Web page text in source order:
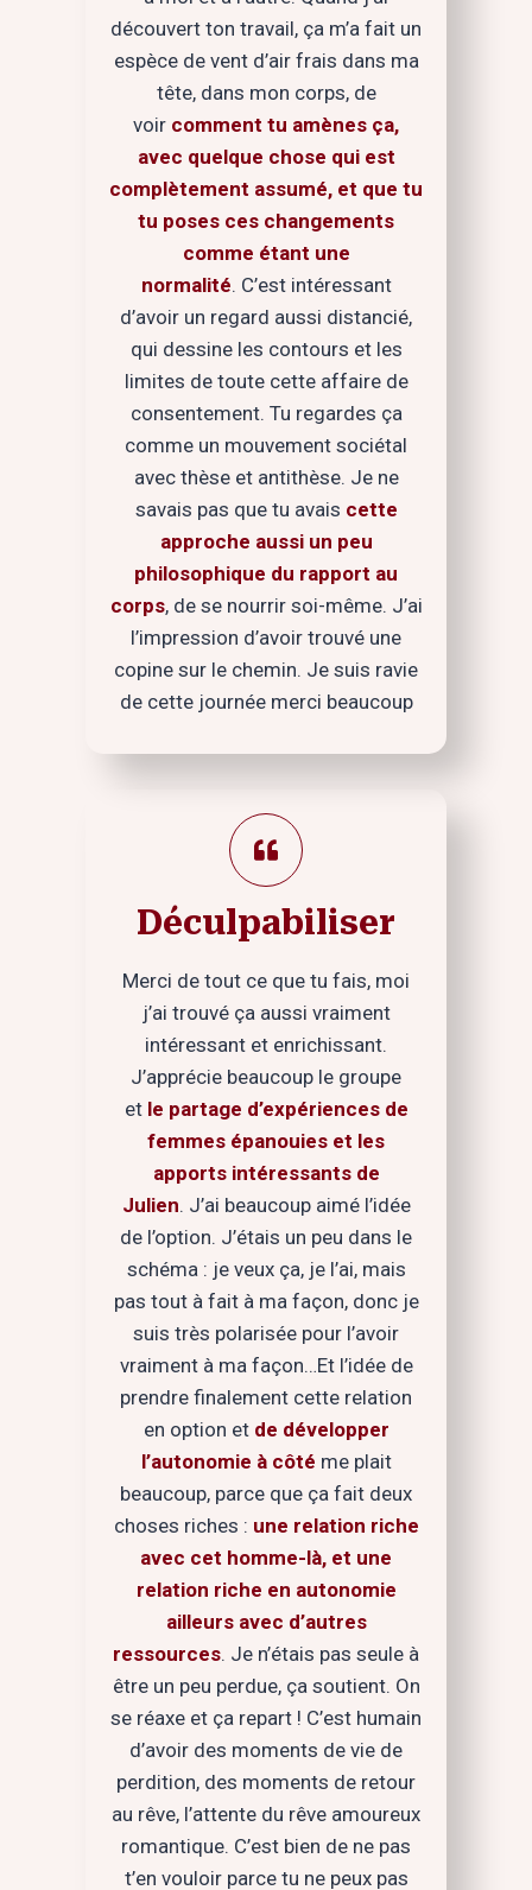
découvert ton travail, ça m’a fait un
espèce de vent d’air frais dans ma
tête, dans mon corps, de
voir comment tu amènes ça,
avec quelque chose qui est
complètement assumé, et que tu
tu poses ces changements
comme étant une
normalité. C’est intéressant
d’avoir un regard aussi distancié,
qui dessine les contours et les
limites de toute cette affaire de
consentement. Tu regardes ça
comme un mouvement sociétal
avec thèse et antithèse. Je ne
savais pas que tu avais cette
approche aussi un peu
philosophique du rapport au
corps, de se nourrir soi-même. J’ai
l’impression d’avoir trouvé une
copine sur le chemin. Je suis ravie
de cette journée merci beaucoup
Déculpabiliser
Merci de tout ce que tu fais, moi
j’ai trouvé ça aussi vraiment
intéressant et enrichissant.
J’apprécie beaucoup le groupe
et le partage d’expériences de
femmes épanouies et les
apports intéressants de
Julien. J’ai beaucoup aimé l’idée
de l’option. J’étais un peu dans le
schéma : je veux ça, je l’ai, mais
pas tout à fait à ma façon, donc je
suis très polarisée pour l’avoir
vraiment à ma façon…Et l’idée de
prendre finalement cette relation
en option et de développer
l’autonomie à côté me plait
beaucoup, parce que ça fait deux
choses riches : une relation riche
avec cet homme-là, et une
relation riche en autonomie
ailleurs avec d’autres
ressources. Je n’étais pas seule à
être un peu perdue, ça soutient. On
se réaxe et ça repart ! C’est humain
d’avoir des moments de vie de
perdition, des moments de retour
au rêve, l’attente du rêve amoureux
romantique. C’est bien de ne pas
t’en vouloir parce tu ne peux pas